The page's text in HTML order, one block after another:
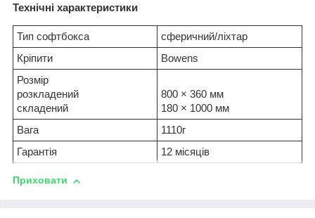
Технічні характеристики
Тип софтбокса
сферичний/ліхтар
Кріпити
Bowens
Розмір
розкладений
складений
800 × 360 мм
180 × 1000 мм
Вага
1110г
Гарантія
12 місяців
Приховати